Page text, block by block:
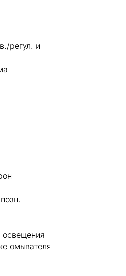
регул. и
освещения
омывателя